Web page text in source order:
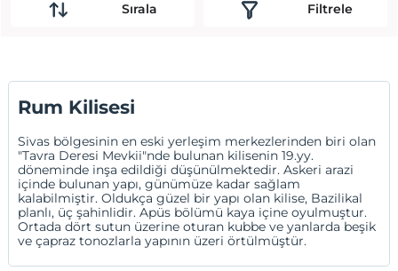
Sırala Filtrele
Rum Kilisesi
Sivas bölgesinin en eski yerleşim merkezlerinden biri olan
"Tavra Deresi Mevkii"nde bulunan kilisenin 19.yy.
döneminde inşa edildiği düşünülmektedir. Askeri arazi
içinde bulunan yapı, günümüze kadar sağlam
kalabilmiştir. Oldukça güzel bir yapı olan kilise, Bazilikal
planlı, üç şahinlidir. Apüs bölümü kaya içine oyulmuştur.
Ortada dört sutun üzerine oturan kubbe ve yanlarda beşik
ve çapraz tonozlarla yapının üzeri örtülmüştür.